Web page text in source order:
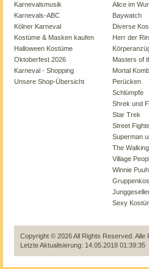
Karnevalsmusik
Karnevals-ABC
Kölner Karneval
Kostüme & Masken kaufen
Halloween Kostüme
Oktoberfest 2026
Karneval - Shopping
Unsere Shop-Übersicht
Alice im
Baywatch
Diverse
Herr der
Masters of
Mortal
Perücken
Schlümpfe
Shrek und
Star Trek
Street
Superman
The
Village
Winnie Puuh
Sexy
Copyright © 2026 All Rights Reserved. Alle
Letzte Aktualisierung: 14.05.2018 01:39:35